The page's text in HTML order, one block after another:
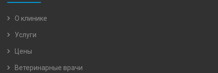
О клинике
Услуги
Цены
Ветеринарные врачи